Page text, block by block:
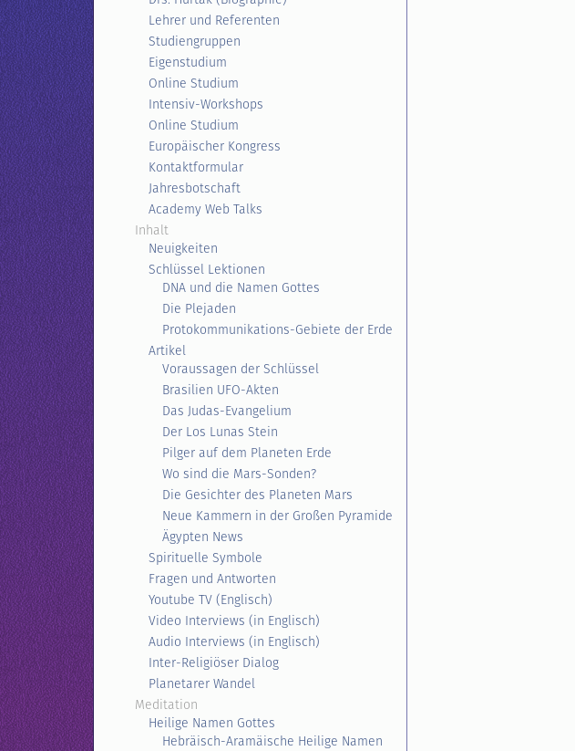
Lehrer und Referenten
Studiengruppen
Eigenstudium
Online Studium
Intensiv-Workshops
Online Studium
Europäischer Kongress
Kontaktformular
Jahresbotschaft
Academy Web Talks
Inhalt
Neuigkeiten
Schlüssel Lektionen
DNA und die Namen Gottes
Die Plejaden
Protokommunikations-Gebiete der Erde
Artikel
Voraussagen der Schlüssel
Brasilien UFO-Akten
Das Judas-Evangelium
Der Los Lunas Stein
Pilger auf dem Planeten Erde
Wo sind die Mars-Sonden?
Die Gesichter des Planeten Mars
Neue Kammern in der Großen Pyramide
Ägypten News
Spirituelle Symbole
Fragen und Antworten
Youtube TV (Englisch)
Video Interviews (in Englisch)
Audio Interviews (in Englisch)
Inter-Religiöser Dialog
Planetarer Wandel
Meditation
Heilige Namen Gottes
Hebräisch-Aramäische Heilige Namen